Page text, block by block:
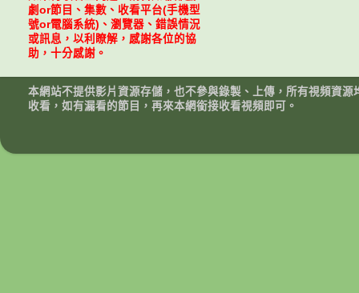
劇or節目、集數、收看平台(手機型
號or電腦系統)、瀏覽器、錯誤情況
或訊息，以利瞭解，感謝各位的協
助，十分感謝。
本網站不提供影片資源存儲，也不參與錄製、上傳，所有視頻資
收看，如有漏看的節目，再來本網銜接收看視頻即可。